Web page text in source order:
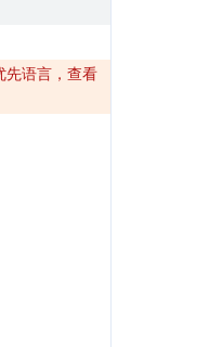
先语言，查看